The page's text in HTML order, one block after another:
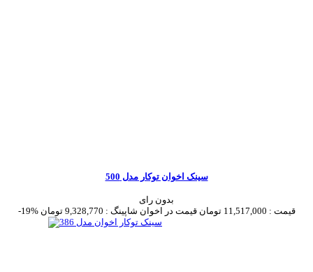
سینک اخوان توکار مدل 500
بدون رای
-19%
قیمت : 11,517,000 تومان قیمت در اخوان شاپینگ : 9,328,770 تومان